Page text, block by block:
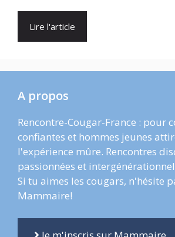
Lire l'article
A propos
Rencontre-Cougar-France : pour
confiantes et hommes jeunes
l'expérience mûre. Rencontres
passionnées et
Si tu aimes les cougars, n'hésite
Mammaire!